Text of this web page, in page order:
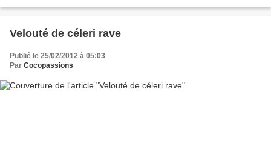
Velouté de céleri rave
Publié le 25/02/2012 à 05:03
Par Cocopassions